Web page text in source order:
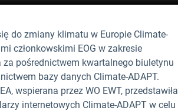
do zmiany klimatu w Europie Climate-
członkowskimi EOG w zakresie
pośrednictwem kwartalnego biuletynu
bazy danych Climate-ADAPT.
wspierana przez WO EWT, przedstawiła
internetowych Climate-ADAPT w celu